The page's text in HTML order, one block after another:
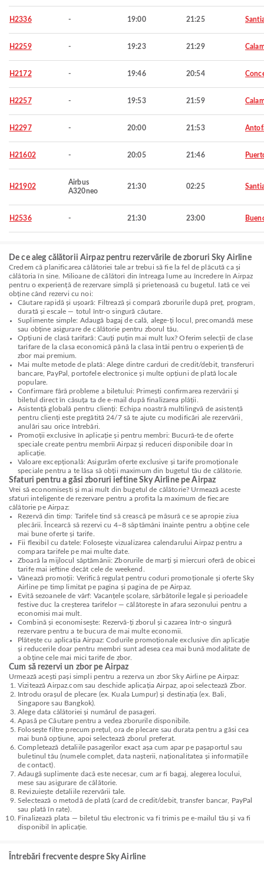
H2336 - 19:00 21:25
H2259 - 19:23 21:29
H2172 - 19:46 20:54
H2257 - 19:53 21:59
H2297 - 20:00 21:53
H21602 - 20:05 21:46
H21902
Airbus
A320neo
21:30 02:25
H2536 - 21:30 23:00
De ce aleg călătorii Airpaz pentru rezervările de zboruri Sky Airline
Credem că planificarea călătoriei tale ar trebui să fie la fel de plăcută ca și
călătoria în sine. Milioane de călători din întreaga lume au încredere în Airpaz
pentru o experiență de rezervare simplă și prietenoasă cu bugetul. Iată ce vei
obține când rezervi cu noi:
Căutare rapidă și ușoară: Filtrează și compară zborurile după preț, program,
durată și escale — totul într-o singură căutare.
Suplimente simple: Adaugă bagaj de cală, alege-ți locul, precomandă mese
sau obține asigurare de călătorie pentru zborul tău.
Opțiuni de clasă tarifară: Cauți puțin mai mult lux? Oferim selecții de clase
tarifare de la clasa economică până la clasa întâi pentru o experiență de
zbor mai premium.
Mai multe metode de plată: Alege dintre carduri de credit/debit, transferuri
bancare, PayPal, portofele electronice și multe opțiuni de plată locale
populare.
Confirmare fără probleme a biletului: Primești confirmarea rezervării și
biletul direct în căsuța ta de e-mail după finalizarea plății.
Asistență globală pentru clienți: Echipa noastră multilingvă de asistență
pentru clienți este pregătită 24/7 să te ajute cu modificări ale rezervării,
anulări sau orice întrebări.
Promoții exclusive în aplicație și pentru membri: Bucură-te de oferte
speciale create pentru membrii Airpaz și reduceri disponibile doar în
aplicație.
Valoare excepțională: Asigurăm oferte exclusive și tarife promoționale
speciale pentru a te lăsa să obții maximum din bugetul tău de călătorie.
Sfaturi pentru a găsi zboruri ieftine Sky Airline pe Airpaz
Vrei să economisești și mai mult din bugetul de călătorie? Urmează aceste
sfaturi inteligente de rezervare pentru a profita la maximum de fiecare
călătorie pe Airpaz:
Rezervă din timp: Tarifele tind să crească pe măsură ce se apropie ziua
plecării. Încearcă să rezervi cu 4–8 săptămâni înainte pentru a obține cele
mai bune oferte și tarife.
Fii flexibil cu datele: Folosește vizualizarea calendarului Airpaz pentru a
compara tarifele pe mai multe date.
Zboară la mijlocul săptămânii: Zborurile de marți și miercuri oferă de obicei
tarife mai ieftine decât cele de weekend.
Vânează promoții: Verifică regulat pentru coduri promoționale și oferte Sky
Airline pe timp limitat pe pagina și pagina de pe Airpaz.
Evită sezoanele de vârf: Vacanțele școlare, sărbătorile legale și perioadele
festive duc la creșterea tarifelor — călătorește în afara sezonului pentru a
economisi mai mult.
Combină și economisește: Rezervă-ți zborul și cazarea într-o singură
rezervare pentru a te bucura de mai multe economii.
Plătește cu aplicația Airpaz: Codurile promoționale exclusive din aplicație
și reducerile doar pentru membri sunt adesea cea mai bună modalitate de
a obține cele mai mici tarife de zbor.
Cum să rezervi un zbor pe Airpaz
Urmează acești pași simpli pentru a rezerva un zbor Sky Airline pe Airpaz:
Vizitează Airpaz.com sau deschide aplicația Airpaz, apoi selectează Zbor.
Introdu orașul de plecare (ex. Kuala Lumpur) și destinația (ex. Bali,
Singapore sau Bangkok).
Alege data călătoriei și numărul de pasageri.
Apasă pe Căutare pentru a vedea zborurile disponibile.
Folosește filtre precum prețul, ora de plecare sau durata pentru a găsi cea
mai bună opțiune, apoi selectează zborul preferat.
Completează detaliile pasagerilor exact așa cum apar pe pașaportul sau
buletinul tău (numele complet, data nașterii, naționalitatea și informațiile
de contact).
Adaugă suplimente dacă este necesar, cum ar fi bagaj, alegerea locului,
mese sau asigurare de călătorie.
Revizuiește detaliile rezervării tale.
Selectează o metodă de plată (card de credit/debit, transfer bancar, PayPal
sau plată în rate).
Finalizează plata — biletul tău electronic va fi trimis pe e-mailul tău și va fi
disponibil în aplicație.
Întrebări frecvente despre Sky Airline